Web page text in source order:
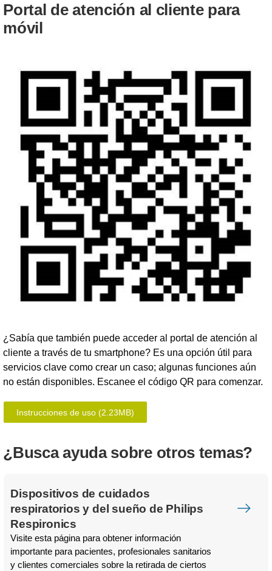
Portal de atención al cliente para
móvil
¿Sabía que también puede acceder al portal de atención al
cliente a través de tu smartphone? Es una opción útil para
servicios clave como crear un caso; algunas funciones aún
no están disponibles. Escanee el código QR para comenzar.
Instrucciones de uso (2.23MB)
¿Busca ayuda sobre otros temas?
Dispositivos de cuidados
respiratorios y del sueño de Philips
Respironics
Visite esta página para obtener información
importante para pacientes, profesionales sanitarios
y clientes comerciales sobre la retirada de ciertos